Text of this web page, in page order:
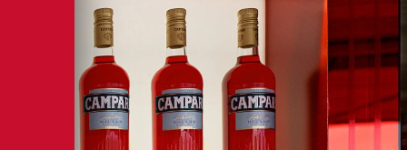
DE 18 ANOS.